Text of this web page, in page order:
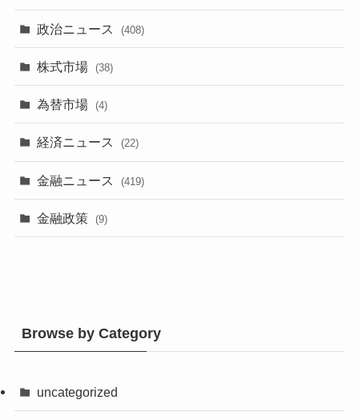
政治ニュース (408)
株式市場 (38)
為替市場 (4)
経済ニュース (22)
金融ニュース (419)
金融政策 (9)
Browse by Category
uncategorized